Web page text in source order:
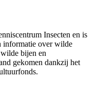
Insecten en is
informatie over wilde
bijen en
gekomen dankzij het